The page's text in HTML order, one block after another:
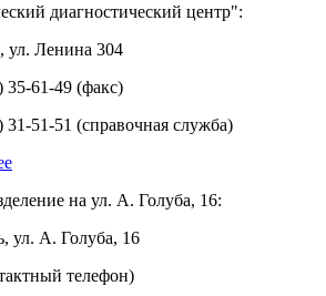
диагностический центр":
ул. Ленина 304
35-61-49 (факс)
31-51-51 (справочная служба)
на ул. А. Голуба, 16:
ул. А. Голуба, 16
телефон)